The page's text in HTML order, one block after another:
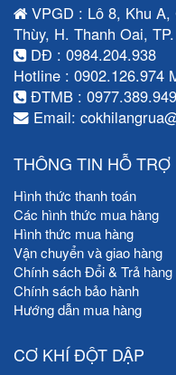
VPGD : Lô 8, Khu A,
Thùy, H. Thanh Oai,
DĐ : 0984.204.938
Hotline : 0902.126.974
ĐTMB : 0977.389.949
Email:
THÔNG TIN HỖ TRỢ
Hình thức thanh toán
Các hình thức mua hàng
Hình thức mua hàng
Vận chuyển và giao hàng
Chính sách Đổi & Trả hàng
Chính sách bảo hành
Hướng dẫn mua hàng
CƠ KHÍ ĐỘT DẬP